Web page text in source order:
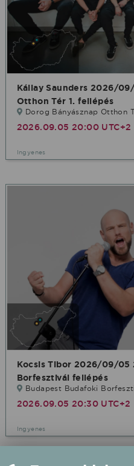
Kállay Saunders 2026/
Otthon Tér 1. fellépés
Dorog Bányásznap Otthon
2026.09.05 20:00 UTC+2
Ingyenes
Kocsis Tibor 2026/09/05
Borfesztivál fellépés
Budapest Budafoki
2026.09.05 20:30 UTC+2
Ingyenes